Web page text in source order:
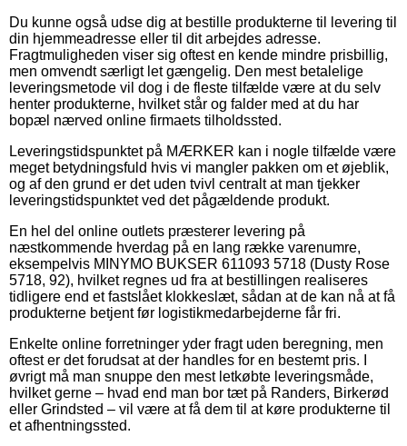
Du kunne også udse dig at bestille produkterne til levering til
din hjemmeadresse eller til dit arbejdes adresse.
Fragtmuligheden viser sig oftest en kende mindre prisbillig,
men omvendt særligt let gængelig. Den mest betalelige
leveringsmetode vil dog i de fleste tilfælde være at du selv
henter produkterne, hvilket står og falder med at du har
bopæl nærved online firmaets tilholdssted.
Leveringstidspunktet på MÆRKER kan i nogle tilfælde være
meget betydningsfuld hvis vi mangler pakken om et øjeblik,
og af den grund er det uden tvivl centralt at man tjekker
leveringstidspunktet ved det pågældende produkt.
En hel del online outlets præsterer levering på
næstkommende hverdag på en lang række varenumre,
eksempelvis MINYMO BUKSER 611093 5718 (Dusty Rose
5718, 92), hvilket regnes ud fra at bestillingen realiseres
tidligere end et fastslået klokkeslæt, sådan at de kan nå at få
produkterne betjent før logistikmedarbejderne får fri.
Enkelte online forretninger yder fragt uden beregning, men
oftest er det forudsat at der handles for en bestemt pris. I
øvrigt må man snuppe den mest letkøbte leveringsmåde,
hvilket gerne – hvad end man bor tæt på Randers, Birkerød
eller Grindsted – vil være at få dem til at køre produkterne til
et afhentningssted.